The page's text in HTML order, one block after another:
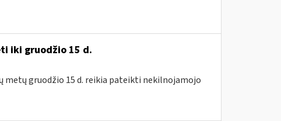
iki gruodžio 15 d.
metų gruodžio 15 d. reikia pateikti nekilnojamojo